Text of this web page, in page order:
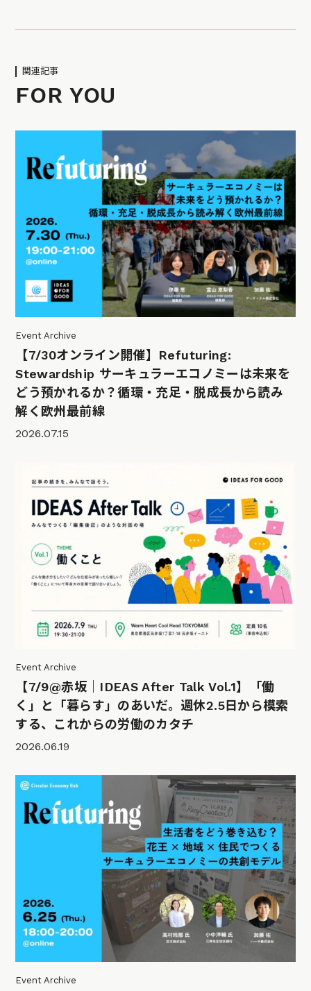
関連記事
FOR YOU
Event Archive
【7/30オンライン開催】Refuturing:
Stewardship サーキュラーエコノミーは未来を
どう預かれるか？循環・充足・脱成長から読み
解く欧州最前線
2026.07.15
Event Archive
【7/9@赤坂｜IDEAS After Talk Vol.1】「働
く」と「暮らす」のあいだ。週休2.5日から模索
する、これからの労働のカタチ
2026.06.19
Event Archive